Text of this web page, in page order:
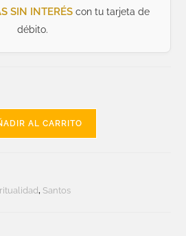
SIN INTERÉScon tu tarjeta de
débito.
AL CARRITO
,Santos